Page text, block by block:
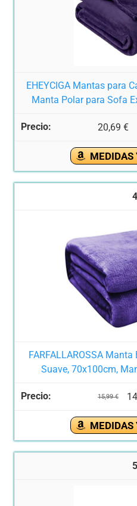
EHEYCIGA Mantas para
Manta Polar para Sofa
20,69 €
MEDIDAS
4
FARFALLAROSSA
Suave, 70x100cm,
15,99 €
MEDIDAS
5